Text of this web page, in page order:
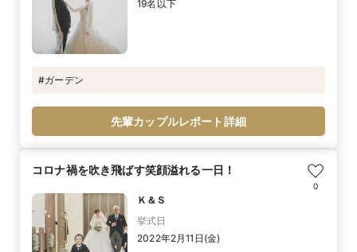
19名以下
#ガーデン
先輩カップルレポート詳細
コロナ禍を吹き飛ばす笑顔溢れる一日！
0
Ｋ＆Ｓ
挙式日
2022年2月11日(金)